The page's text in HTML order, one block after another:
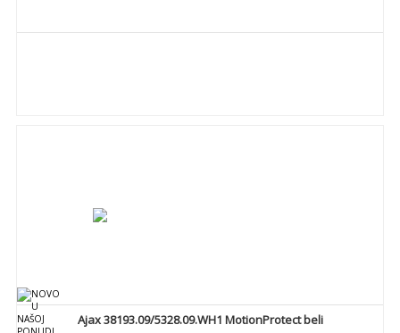
Ajax 38193.09/5328.09.WH1 MotionProtect beli